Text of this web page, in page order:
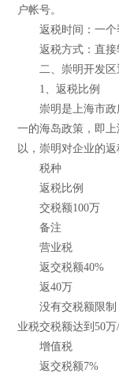
户帐号。
返税时间：一个
返税方式：直接
二、崇明开发区
1、返税比例
崇明是上海市政
一的海岛政策，即
以，崇明对企业的返
税种
返税比例
交税额100万
备注
营业税
返交税额40%
返40万
没有交税额限制
业税交税额达到50
增值税
返交税额7%